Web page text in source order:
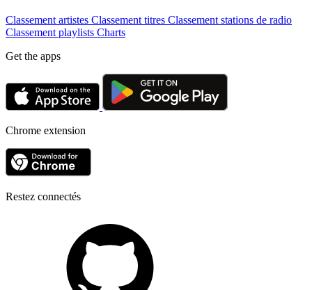
Classement artistes Classement titres Classement stations de radio
Classement playlists Charts
Get the apps
Chrome extension
Restez connectés